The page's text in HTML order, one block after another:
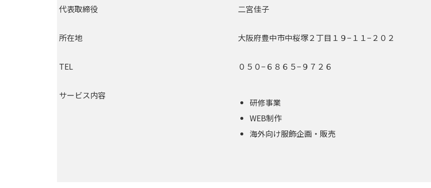
代表取締役 二宮佳子
所在地 大阪府豊中市中桜塚２丁目１９−１１−２０２
TEL ０５０−６８６５−９７２６
サービス内容
研修事業
WEB制作
海外向け服飾企画・販売